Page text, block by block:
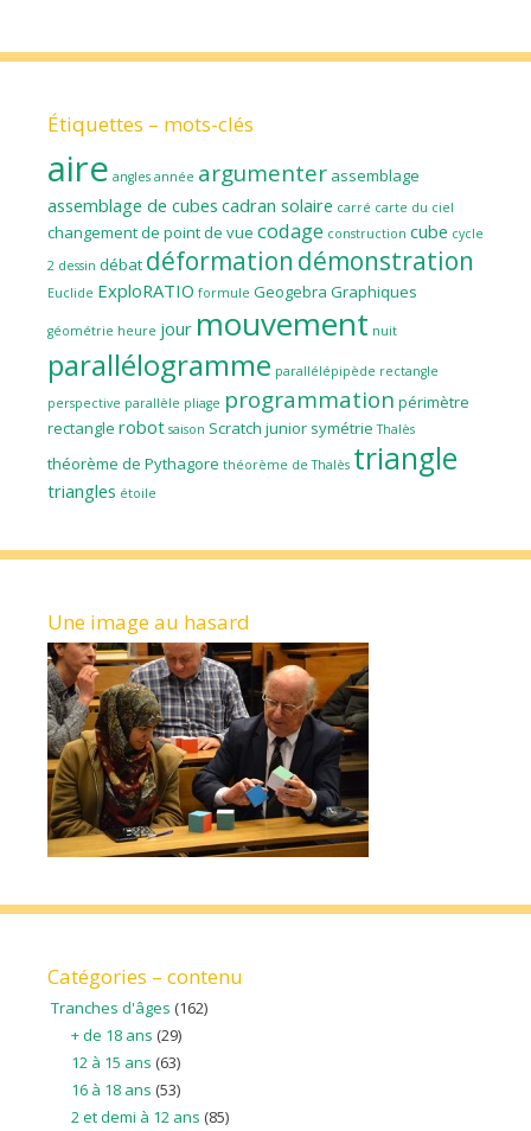
Étiquettes – mots-clés
aire angles année argumenter assemblage
assemblage de cubes cadran solaire carré carte du ciel
changement de point de vue codage construction cube cycle
2 dessin débat déformation démonstration
Euclide ExploRATIO formule Geogebra Graphiques
géométrie heure jour mouvement nuit
parallélogramme parallélépipède rectangle
perspective parallèle pliage programmation périmètre
rectangle robot saison Scratch junior symétrie Thalès
théorème de Pythagore théorème de Thalès triangle
triangles étoile
Une image au hasard
Catégories – contenu
Tranches d'âges (162)
+ de 18 ans (29)
12 à 15 ans (63)
16 à 18 ans (53)
2 et demi à 12 ans (85)